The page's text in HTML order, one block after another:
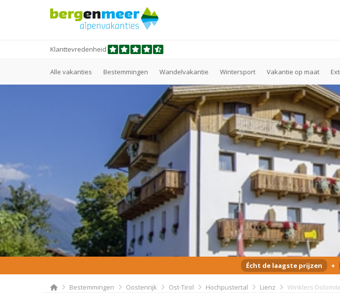
Klanttevredenheid
Alle vakanties Bestemmingen Wandelvakantie Wintersport Vakantie op maat
Écht de laagste prijzen +
Bestemmingen Oostenrijk Ost-Tirol Hochpustertal Lienz Winklers